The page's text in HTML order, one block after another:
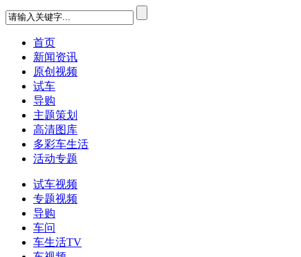
首页
新闻资讯
原创视频
试车
导购
主题策划
高清图库
多彩车生活
活动专题
试车视频
专题视频
导购
车问
车生活TV